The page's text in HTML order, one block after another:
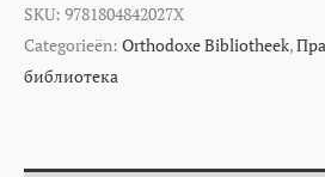
SKU: 9781804842027X
Categorieën: Orthodoxe Bibliotheek,
библиотека